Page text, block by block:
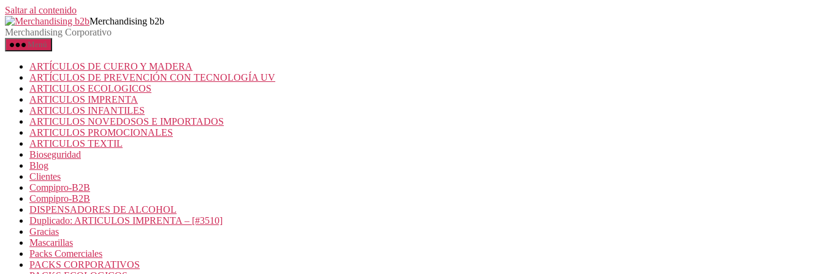
Saltar al contenido
Merchandising b2b
Merchandising Corporativo
Menú
ARTÍCULOS DE CUERO Y MADERA
ARTÍCULOS DE PREVENCIÓN CON TECNOLOGÍA UV
ARTICULOS ECOLOGICOS
ARTICULOS IMPRENTA
ARTICULOS INFANTILES
ARTICULOS NOVEDOSOS E IMPORTADOS
ARTICULOS PROMOCIONALES
ARTICULOS TEXTIL
Bioseguridad
Blog
Clientes
Compipro-B2B
Compipro-B2B
DISPENSADORES DE ALCOHOL
Duplicado: ARTICULOS IMPRENTA – [#3510]
Gracias
Mascarillas
Packs Comerciales
PACKS CORPORATIVOS